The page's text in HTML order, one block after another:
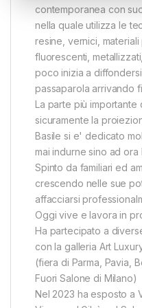
contemporanea con
nella quale utilizza le
resine, vernici,
fluorescenti,
poco inizia a
passaparola arrivando
La parte più
sicuramente la
Basile si e' dedicato
mai indurne sino ad
Spinto da familiari ed
crescendo nelle sue
affacciarsi
Oggi vive e lavora in
Ha partecipato a
con la galleria Art
(fiera di Parma, Pavia,
Fuori Salone di Milano)
Nel 2023 ha esposto a